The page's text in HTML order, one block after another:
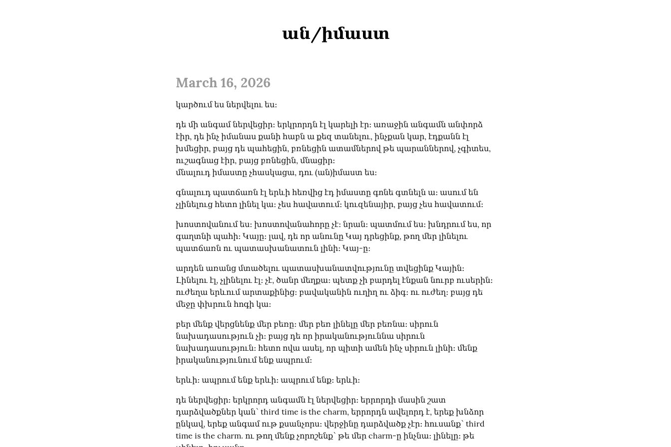
ան/իմաստ
March 16, 2026
կարծում ես ներվելու ես։
դե մի անգամ ներվեցիր։ երկրորդն էլ կարելի էր։ առաջին անգամն անփորձ
էիր, դե ինչ իմանաս քանի հաբն ա քեզ տանելու, ինչքան կար, էդքանն էլ
խմեցիր, բայց դե պահեցին, բռնեցին ատամներով թե պարաններով, չգիտես,
ուշագնաց էիր, բայց բռնեցին, մնացիր։
մնալուդ իմաստը չհասկացա, դու (ան)իմաստ ես։
գնալուդ պատճառն էլ երևի հեռվից էդ իմաստը գոնե գտնելն ա։ ասում են
չլինելուց հետո լինել կա։ չես հավատում։ կուզենայիր, բայց չես հավատում։
խոստովանում ես։ խոստովանահորը չէ։ նրան։ պատմում ես։ խնդրում ես, որ
գաղտնի պահի։ Կայը։ լավ, դե որ անունը Կայ դրեցինք, թող մեր լինելու
պատճառն ու պատասխանատուն լինի։ Կայ-ը։
արդեն առանց մտածելու պատասխանատվությունը տվեցինք Կային։
Լինելու էլ, չլինելու էլ։ չէ, ծանր մեղքա։ պետք չի բարդել էնքան նուրբ ուսերին։
ուժեղա երևում արտաքինից։ բավականին ուղիղ ու ձիգ։ ու ուժեղ։ բայց դե
մեջը փխրուն հոգի կա։
բեր մենք վերցնենք մեր բեռը։ մեր բեռ լինելը մեր բեռնա։ սիրուն
նախադասություն չի։ բայց դե որ իրականություննա սիրուն
նախադասություն։ հետո ովա ասել, որ պիտի ամեն ինչ սիրուն լինի։ մենք
իրականությունում ենք ապրում։
երևի։ ապրում ենք երևի։ ապրում ենք։ երևի։
դե ներվեցիր։ երկրորդ անգամն էլ ներվեցիր։ երրորդի մասին շատ
դարձվածքներ կան՝ third time is the charm, երրորդն ավելորդ է, երեք խնձոր
ընկավ, երեք անգամ ութ քսանչորս։ վերջինը դարձվածք չէր։ հուսանք՝ third
time is the charm. ու թող մենք չորոշենք՝ թե մեր charm-ը ինչնա։ լինելը։ թե